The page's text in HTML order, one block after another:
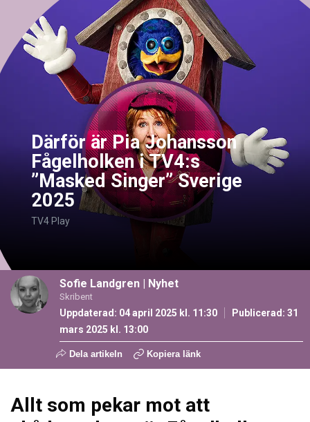
Därför är Pia Johansson
Fågelholken i TV4:s
”Masked Singer” Sverige
2025
TV4 Play
Sofie Landgren | Nyhet
Skribent
Uppdaterad: 04 april 2025 kl. 11:30 Publicerad: 31
mars 2025 kl. 13:00
Dela artikeln Kopiera länk
Allt som pekar mot att